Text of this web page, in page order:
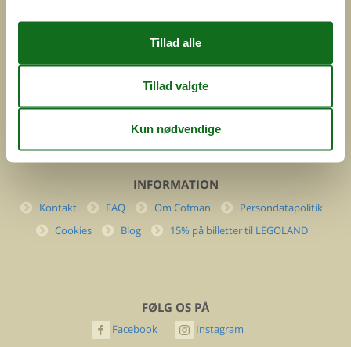
DK-7400 Herning
Cofman.com
Momsnr.: DK26347688
(+45) 7877 0427
INFORMATION
Kontakt FAQ Om Cofman
Persondatapolitik
Cookies
Blog 15% på billetter til LEGOLAND
FØLG OS PÅ
Facebook Instagram